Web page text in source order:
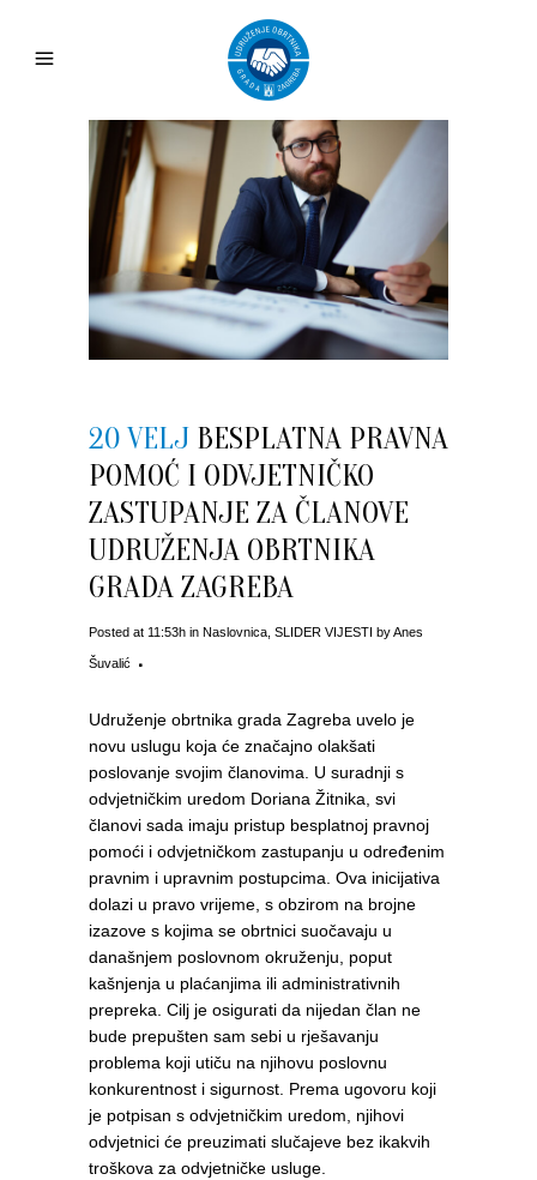
20 VELJ BESPLATNA PRAVNA
POMOĆ I ODVJETNIČKO
ZASTUPANJE ZA ČLANOVE
UDRUŽENJA OBRTNIKA
GRADA ZAGREBA
Posted at 11:53h in Naslovnica SLIDER VIJESTI byAnes
Šuvalić
Udruženje obrtnika grada Zagreba uvelo je
novu uslugu koja će značajno olakšati
poslovanje svojim članovima. U suradnji s
odvjetničkim uredom Doriana Žitnika, svi
članovi sada imaju pristup besplatnoj pravnoj
pomoći i odvjetničkom zastupanju u određenim
pravnim i upravnim postupcima. Ova inicijativa
dolazi u pravo vrijeme, s obzirom na brojne
izazove s kojima se obrtnici suočavaju u
današnjem poslovnom okruženju, poput
kašnjenja u plaćanjima ili administrativnih
prepreka. Cilj je osigurati da nijedan član ne
bude prepušten sam sebi u rješavanju
problema koji utiču na njihovu poslovnu
konkurentnost i sigurnost. Prema ugovoru koji
je potpisan s odvjetničkim uredom, njihovi
odvjetnici će preuzimati slučajeve bez ikakvih
troškova za odvjetničke usluge.